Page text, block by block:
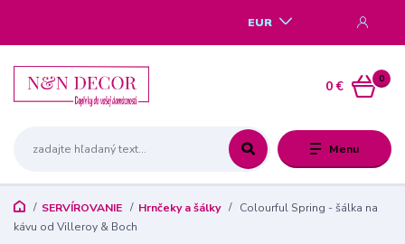
Menu
EUR
0
0 €
SERVÍROVANIE Hrnčeky a šálky
Colourful Spring - šálka na
kávu od Villeroy & Boch